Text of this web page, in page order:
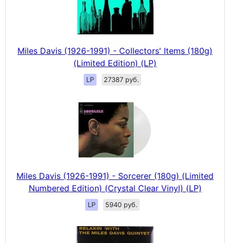
Miles Davis (1926-1991) - Collectors' Items (180g)
(Limited Edition) (LP)
LP 27387 руб.
Miles Davis (1926-1991) - Sorcerer (180g) (Limited
Numbered Edition) (Crystal Clear Vinyl) (LP)
LP 5940 руб.